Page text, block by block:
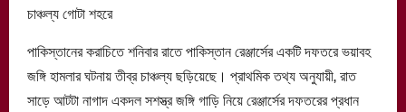
চাঞ্চল্য গোটা শহরে
পাকিস্তানের করাচিতে শনিবার রাতে পাকিস্তান রেঞ্জার্সের একটি দফতরে ভয়াবহ
জঙ্গি হামলার ঘটনায় তীব্র চাঞ্চল্য ছড়িয়েছে। প্রাথমিক তথ্য অনুযায়ী, রাত
সাড়ে আটটা নাগাদ একদল সশস্ত্র জঙ্গি গাড়ি নিয়ে রেঞ্জার্সের দফতরের প্রধান